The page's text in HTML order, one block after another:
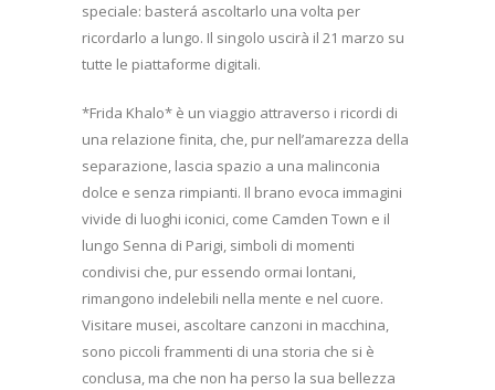
speciale: basterá ascoltarlo una volta per
ricordarlo a lungo. Il singolo uscirà il 21 marzo su
tutte le piattaforme digitali.
*Frida Khalo* è un viaggio attraverso i ricordi di
una relazione finita, che, pur nell’amarezza della
separazione, lascia spazio a una malinconia
dolce e senza rimpianti. Il brano evoca immagini
vivide di luoghi iconici, come Camden Town e il
lungo Senna di Parigi, simboli di momenti
condivisi che, pur essendo ormai lontani,
rimangono indelebili nella mente e nel cuore.
Visitare musei, ascoltare canzoni in macchina,
sono piccoli frammenti di una storia che si è
conclusa, ma che non ha perso la sua bellezza